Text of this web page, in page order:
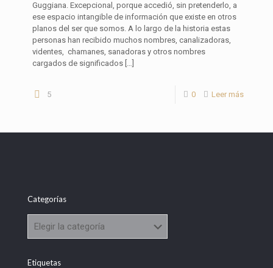
Guggiana. Excepcional, porque accedió, sin pretenderlo, a
ese espacio intangible de información que existe en otros
planos del ser que somos. A lo largo de la historia estas
personas han recibido muchos nombres, canalizadoras,
videntes, chamanes, sanadoras y otros nombres
cargados de significados […]
5 0 Leer más
Categorías
Etiquetas